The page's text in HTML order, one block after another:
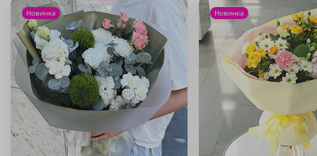
Новинка Новинка